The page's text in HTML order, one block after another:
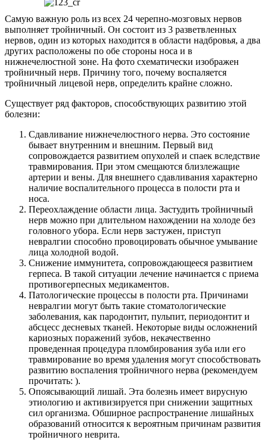
Самую важную роль из всех 24 черепно-мозговых нервов
выполняет тройничный. Он состоит из 3 разветвленных
нервов, один из которых находится в области надбровья, а два
других расположены по обе стороны носа и в
нижнечелюстной зоне. На фото схематически изображен
тройничный нерв. Причину того, почему воспаляется
тройничный лицевой нерв, определить крайне сложно.
Существует ряд факторов, способствующих развитию этой
болезни:
Сдавливание нижнечелюстного нерва. Это состояние
бывает внутренним и внешним. Первый вид
сопровождается развитием опухолей и спаек вследствие
травмирования. При этом смещаются близлежащие
артерии и вены. Для внешнего сдавливания характерно
наличие воспалительного процесса в полости рта и
носа.
Переохлаждение области лица. Застудить тройничный
нерв можно при длительном нахождении на холоде без
головного убора. Если нерв застужен, приступ
невралгии способно провоцировать обычное умывание
лица холодной водой.
Снижение иммунитета, сопровождающееся развитием
герпеса. В такой ситуации лечение начинается с приема
противогерпесных медикаментов.
Патологические процессы в полости рта. Причинами
невралгии могут быть такие стоматологические
заболевания, как пародонтит, пульпит, периодонтит и
абсцесс десневых тканей. Некоторые виды осложнений
кариозных поражений зубов, некачественно
проведенная процедура пломбирования зуба или его
травмирование во время удаления могут способствовать
развитию воспаления тройничного нерва (рекомендуем
прочитать: ).
Опоясывающий лишай. Эта болезнь имеет вирусную
этиологию и активизируется при снижении защитных
сил организма. Обширное распространение лишайных
образований относится к вероятным причинам развития
тройничного неврита.